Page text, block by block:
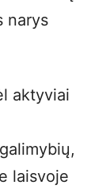
narys
aktyviai
laisvoje